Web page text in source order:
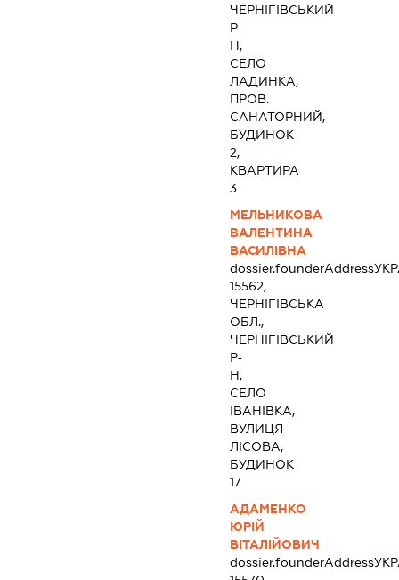
ЧЕРНІГІВСЬКИЙ
Р-
Н,
СЕЛО
ЛАДИНКА,
ПРОВ.
САНАТОРНИЙ,
БУДИНОК
2,
КВАРТИРА
3
МЕЛЬНИКОВА
ВАЛЕНТИНА
ВАСИЛІВНА
dossier.founderAddress
15562,
ЧЕРНІГІВСЬКА
ОБЛ.,
ЧЕРНІГІВСЬКИЙ
Р-
Н,
СЕЛО
ІВАНІВКА,
ВУЛИЦЯ
ЛІСОВА,
БУДИНОК
17
АДАМЕНКО
ЮРІЙ
ВІТАЛІЙОВИЧ
dossier.founderAddress